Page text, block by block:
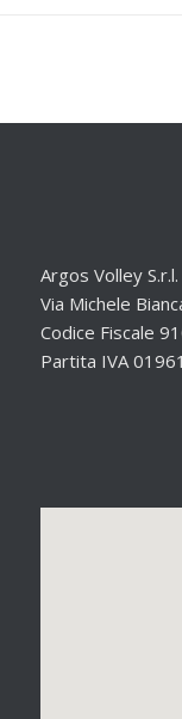
Argos Volley
Via Michele
Codice Fiscale
Partita IVA